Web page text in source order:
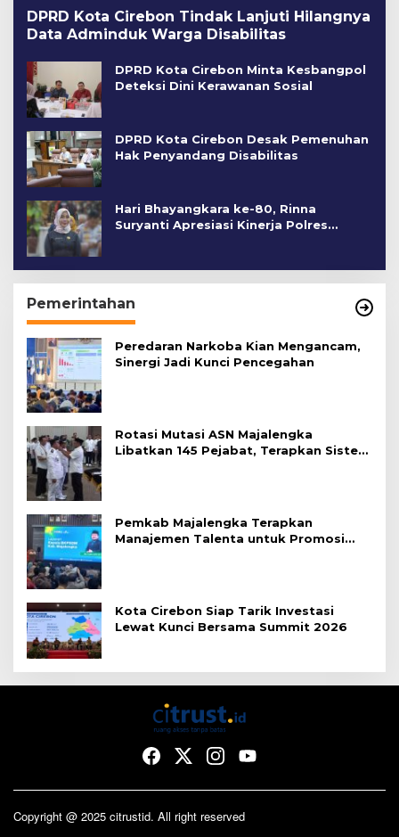
DPRD Kota Cirebon Tindak Lanjuti Hilangnya
Data Adminduk Warga Disabilitas
DPRD Kota Cirebon Minta Kesbangpol
Deteksi Dini Kerawanan Sosial
DPRD Kota Cirebon Desak Pemenuhan
Hak Penyandang Disabilitas
Hari Bhayangkara ke-80, Rinna
Suryanti Apresiasi Kinerja Polres
Pemerintahan
Peredaran Narkoba Kian Mengancam,
Sinergi Jadi Kunci Pencegahan
Rotasi Mutasi ASN Majalengka
Libatkan 145 Pejabat, Terapkan Sistem
Pemkab Majalengka Terapkan
Manajemen Talenta untuk Promosi
Kota Cirebon Siap Tarik Investasi
Lewat Kunci Bersama Summit 2026
Copyright @ 2025 citrustid. All right reserved